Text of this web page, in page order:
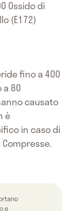
Ossido di
(E172)
fino a 400
80
causato
è
in caso di
e